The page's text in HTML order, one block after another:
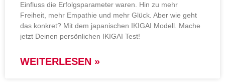
Einfluss die Erfolgsparameter waren. Hin zu mehr
Freiheit, mehr Empathie und mehr Glück. Aber wie geht
das konkret? Mit dem japanischen IKIGAI Modell. Mache
jetzt Deinen persönlichen IKIGAI Test!
WEITERLESEN »